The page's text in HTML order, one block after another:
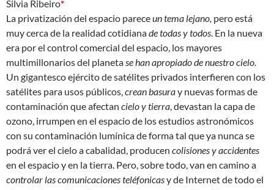
Silvia Ribeiro*
La privatización del espacio pareceun tema lejano, pero está
muy cerca de la realidad cotidianade todas y todos. En la nueva
era por el control comercial del espacio, los mayores
multimillonarios del planetase han apropiado de nuestro cielo.
Un gigantesco ejército de satélites privados interfieren con los
satélites para usos públicos,crean basuray nuevas formas de
contaminación que afectan cielo y tierra, devastan la capa de
ozono, irrumpen en el espacio de los estudios astronómicos
con su contaminación lumínica de forma tal que ya nunca se
podrá ver el cielo a cabalidad, producen colisiones y accidentes
en el espacio y en la tierra. Pero, sobre todo, van en camino a
controlar las comunicaciones teléfonicasy de Internet de todo el